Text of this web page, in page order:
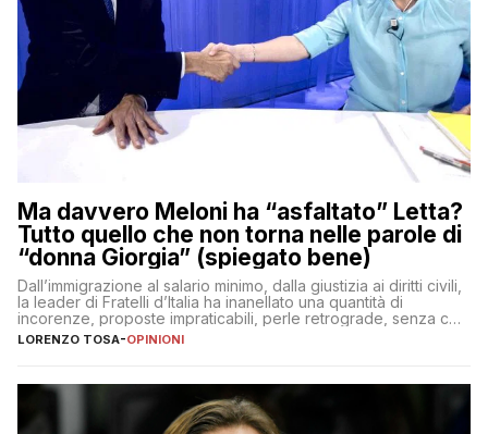
Ma davvero Meloni ha “asfaltato” Letta?
Tutto quello che non torna nelle parole di
“donna Giorgia” (spiegato bene)
Dall’immigrazione al salario minimo, dalla giustizia ai diritti civili,
la leader di Fratelli d’Italia ha inanellato una quantità di
incorenze, proposte impraticabili, perle retrograde, senza che
nessuno – a destra come a sinistra – glielo abbia fatto notare
LORENZO TOSA-OPINIONI